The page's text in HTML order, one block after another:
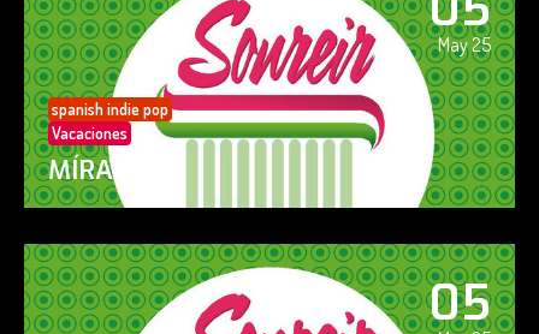
May 25
spanish indie pop
Vacaciones
MÍRAME
05